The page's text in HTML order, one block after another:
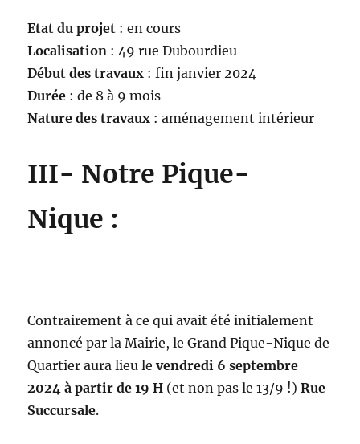
Etat du projet : en cours
Localisation : 49 rue Dubourdieu
Début des travaux : fin janvier 2024
Durée : de 8 à 9 mois
Nature des travaux : aménagement intérieur
III- Notre Pique-
Nique :
Contrairement à ce qui avait été initialement
annoncé par la Mairie, le Grand Pique-Nique de
Quartier aura lieu levendredi 6 septembre
2024 à partir de 19 H (et non pas le 13/9 !)Rue
Succursale.